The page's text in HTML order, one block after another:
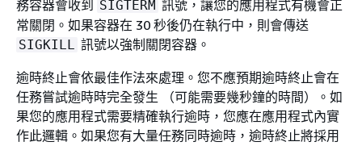
務容器會收到
SIGTERM 訊號，讓您的應用程式有機會正
常關閉。如果容器在 30 秒後仍在執行中，則會傳送
SIGKILL 訊號以強制關閉容器。
逾時終止會依最佳作法來處理。您不應預期逾時終止會在
任務嘗試逾時時完全發生 （可能需要幾秒鐘的時間）。如
果您的應用程式需要精確執行逾時，您應在應用程式內實
作此邏輯。如果您有大量任務同時逾時，逾時終止將採用